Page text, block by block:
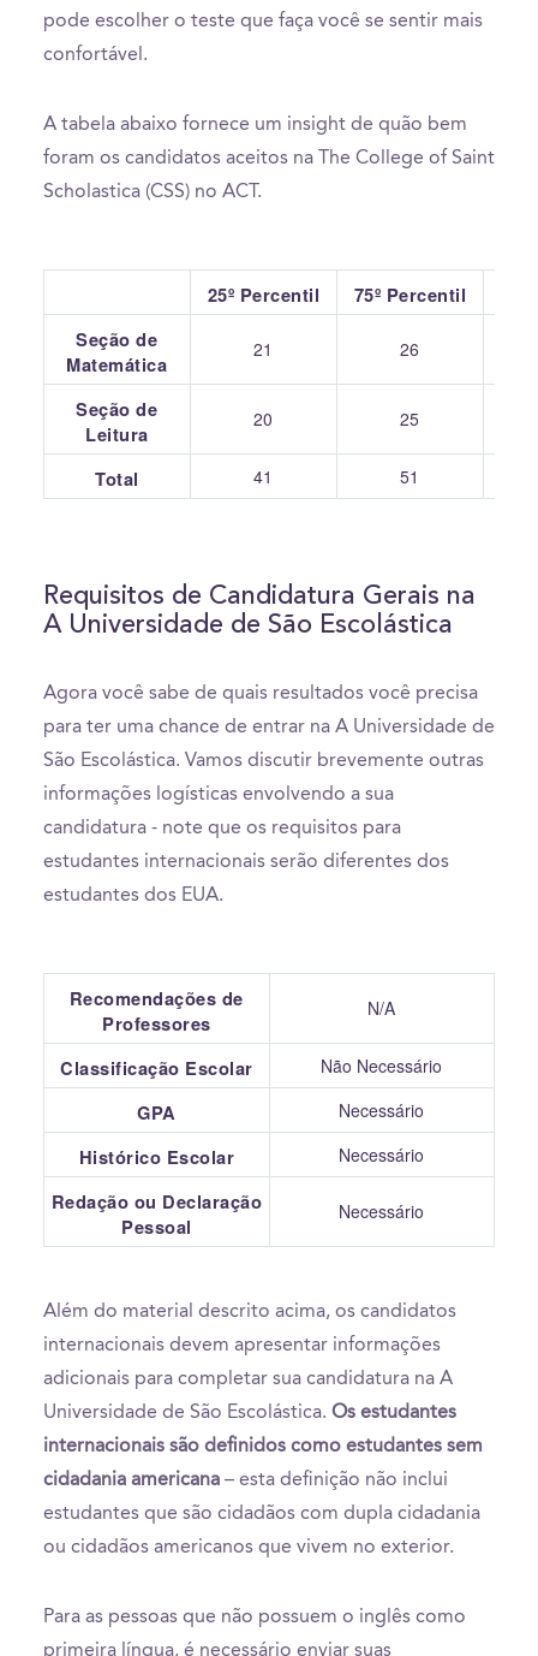
pode escolher o teste que faça você se sentir mais
confortável.
A tabela abaixo fornece um insight de quão bem
foram os candidatos aceitos na The College of Saint
Scholastica (CSS) no ACT.
25º Percentil 75º Percentil
Seção de
Matemática
21 26
Seção de
Leitura
20 25
Total 41 51
Requisitos de Candidatura Gerais na
A Universidade de São Escolástica
Agora você sabe de quais resultados você precisa
para ter uma chance de entrar na A Universidade de
São Escolástica. Vamos discutir brevemente outras
informações logísticas envolvendo a sua
candidatura - note que os requisitos para
estudantes internacionais serão diferentes dos
estudantes dos EUA.
Recomendações de
Professores
N/A
Classificação Escolar Não Necessário
GPA Necessário
Histórico Escolar Necessário
Redação ou Declaração
Pessoal
Necessário
Além do material descrito acima, os candidatos
internacionais devem apresentar informações
adicionais para completar sua candidatura na A
Universidade de São Escolástica. Os estudantes
internacionais são definidos como estudantes sem
cidadania americana – esta definição não inclui
estudantes que são cidadãos com dupla cidadania
ou cidadãos americanos que vivem no exterior.
Para as pessoas que não possuem o inglês como
primeira língua, é necessário enviar suas